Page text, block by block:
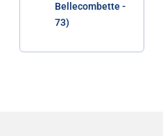
Bellecombette -
73)